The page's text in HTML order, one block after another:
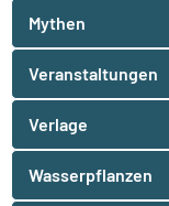
Mythen
Veranstaltungen
Verlage
Wasserpflanzen